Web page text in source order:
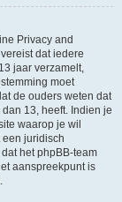
Privacy and
dat iedere
jaar verzamelt,
moet
de ouders weten dat
13, heeft. Indien je
waarop je wil
een juridisch
het phpBB-team
aanspreekpunt is